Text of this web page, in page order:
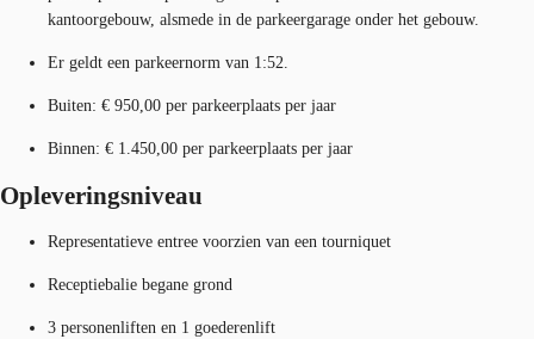
kantoorgebouw, alsmede in de parkeergarage onder het gebouw.
Er geldt een parkeernorm van 1:52.
Buiten: € 950,00 per parkeerplaats per jaar
Binnen: € 1.450,00 per parkeerplaats per jaar
Opleveringsniveau
Representatieve entree voorzien van een tourniquet
Receptiebalie begane grond
3 personenliften en 1 goederenlift